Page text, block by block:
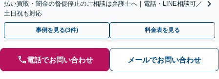
払い買取・闇金の督促停止のご相談は弁護士へ｜電話・LINE相談可／
土日祝も対応
事例を見る(3件) 料金表を見る
電話でお問い合わせ メールでお問い合わせ